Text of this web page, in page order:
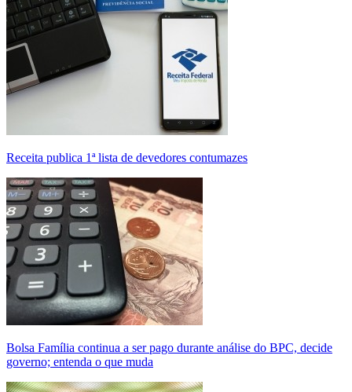
Receita publica 1ª lista de devedores contumazes
Bolsa Família continua a ser pago durante análise do BPC, decide
governo; entenda o que muda